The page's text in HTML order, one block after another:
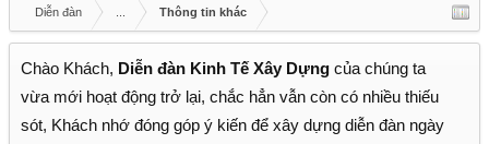
Diễn đàn Thông tin khác
Chào Khách, Diễn đàn Kinh Tế Xây Dựng của chúng ta
vừa mới hoạt động trở lại, chắc hẳn vẫn còn có nhiều thiếu
sót, Khách nhớ đóng góp ý kiến để xây dựng diễn đàn ngày